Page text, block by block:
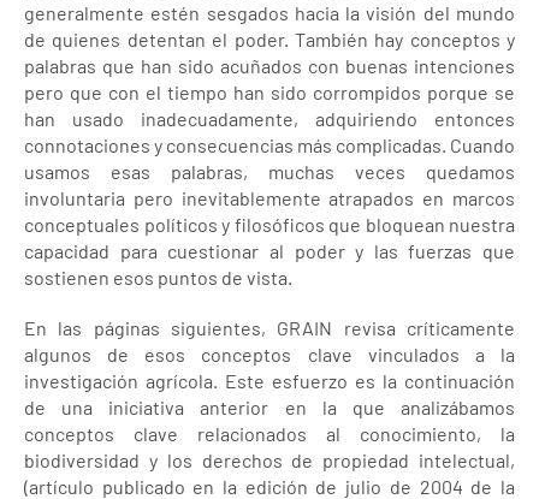
generalmente estén sesgados hacia la visión del mundo
de quienes detentan el poder. También hay conceptos y
palabras que han sido acuñados con buenas intenciones
pero que con el tiempo han sido corrompidos porque se
han usado inadecuadamente, adquiriendo entonces
connotaciones y consecuencias más complicadas. Cuando
usamos esas palabras, muchas veces quedamos
involuntaria pero inevitablemente atrapados en marcos
conceptuales políticos y filosóficos que bloquean nuestra
capacidad para cuestionar al poder y las fuerzas que
sostienen esos puntos de vista.
En las páginas siguientes, GRAIN revisa críticamente
algunos de esos conceptos clave vinculados a la
investigación agrícola. Este esfuerzo es la continuación
de una iniciativa anterior en la que analizábamos
conceptos clave relacionados al conocimiento, la
biodiversidad y los derechos de propiedad intelectual,
(artículo publicado en la edición de julio de 2004 de la